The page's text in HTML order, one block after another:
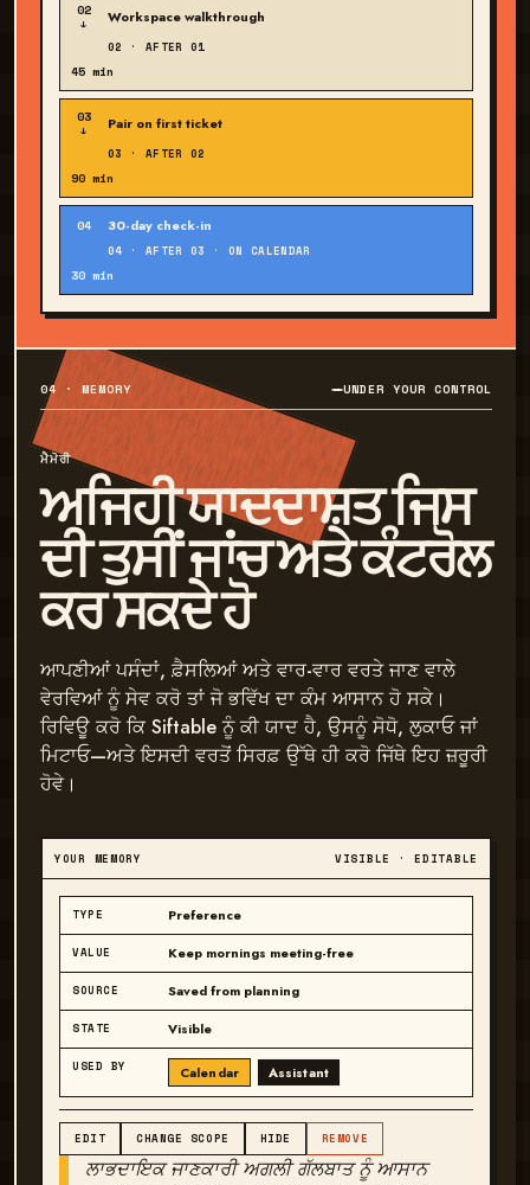
02
↓ Workspace walkthrough
02 · AFTER 01
45 min
03
↓ Pair on first ticket
03 · AFTER 02
90 min
04 30-day check-in
04 · AFTER 03 · ON CALENDAR
30 min
04 · MEMORY UNDER YOUR CONTROL
ਮੈਮੋਰੀ
ਅਜਿਹੀ ਯਾਦਦਾਸ਼ਤ ਜਿਸ
ਦੀ ਤੁਸੀਂ ਜਾਂਚ ਅਤੇ ਕੰਟਰੋਲ
ਕਰ ਸਕਦੇ ਹੋ
ਆਪਣੀਆਂ ਪਸੰਦਾਂ, ਫ਼ੈਸਲਿਆਂ ਅਤੇ ਵਾਰ-ਵਾਰ ਵਰਤੇ ਜਾਣ ਵਾਲੇ
ਵੇਰਵਿਆਂ ਨੂੰ ਸੇਵ ਕਰੋ ਤਾਂ ਜੋ ਭਵਿੱਖ ਦਾ ਕੰਮ ਆਸਾਨ ਹੋ ਸਕੇ।
ਰਿਵਿਊ ਕਰੋ ਕਿ Siftable ਨੂੰ ਕੀ ਯਾਦ ਹੈ, ਉਸਨੂੰ ਸੋਧੋ, ਲੁਕਾਓ ਜਾਂ
ਮਿਟਾਓ—ਅਤੇ ਇਸਦੀ ਵਰਤੋਂ ਸਿਰਫ਼ ਉੱਥੇ ਹੀ ਕਰੋ ਜਿੱਥੇ ਇਹ ਜ਼ਰੂਰੀ
ਹੋਵੇ।
YOUR MEMORY VISIBLE · EDITABLE
TYPE Preference
VALUE Keep mornings meeting-free
SOURCE Saved from planning
STATE Visible
USED BY Calendar Assistant
EDIT CHANGE SCOPE HIDE REMOVE
ਲਾਭਦਾਇਕ ਜਾਣਕਾਰੀ ਅਗਲੀ ਗੱਲਬਾਤ ਨੂੰ ਆਸਾਨ